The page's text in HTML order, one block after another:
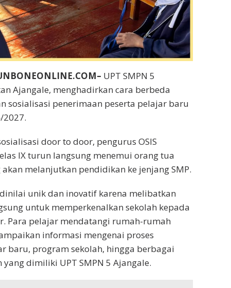
UPT SMPN 5
Ajangale, menghadirkan cara berbeda
sosialisasi penerimaan peserta pelajar baru
2027.
door to door, pengurus OSIS
IX turun langsung menemui orang tua
melanjutkan pendidikan ke jenjang SMP.
unik dan inovatif karena melibatkan
untuk memperkenalkan sekolah kepada
Para pelajar mendatangi rumah-rumah
informasi mengenai proses
baru, program sekolah, hingga berbagai
dimiliki UPT SMPN 5 Ajangale.